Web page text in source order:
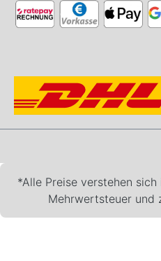
*Alle Preise verstehen
Mehrwertsteuer und